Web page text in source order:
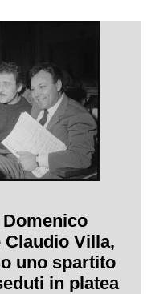
Claudio Villa,
uno spartito
in platea